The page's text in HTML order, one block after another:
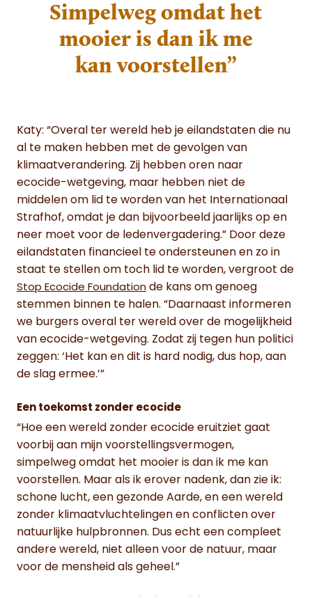
Simpelweg omdat het
mooier is dan ik me
kan voorstellen”
Katy: “Overal ter wereld heb je eilandstaten die nu
al te maken hebben met de gevolgen van
klimaatverandering. Zij hebben oren naar
ecocide-wetgeving, maar hebben niet de
middelen om lid te worden van het Internationaal
Strafhof, omdat je dan bijvoorbeeld jaarlijks op en
neer moet voor de ledenvergadering.” Door deze
eilandstaten financieel te ondersteunen en zo in
staat te stellen om toch lid te worden, vergroot de
Stop Ecocide Foundation de kans om genoeg
stemmen binnen te halen. “Daarnaast informeren
we burgers overal ter wereld over de mogelijkheid
van ecocide-wetgeving. Zodat zij tegen hun politici
zeggen: ‘Het kan en dit is hard nodig, dus hop, aan
de slag ermee.’”
Een toekomst zonder ecocide
“Hoe een wereld zonder ecocide eruitziet gaat
voorbij aan mijn voorstellingsvermogen,
simpelweg omdat het mooier is dan ik me kan
voorstellen. Maar als ik erover nadenk, dan zie ik:
schone lucht, een gezonde Aarde, en een wereld
zonder klimaatvluchtelingen en conflicten over
natuurlijke hulpbronnen. Dus echt een compleet
andere wereld, niet alleen voor de natuur, maar
voor de mensheid als geheel.”